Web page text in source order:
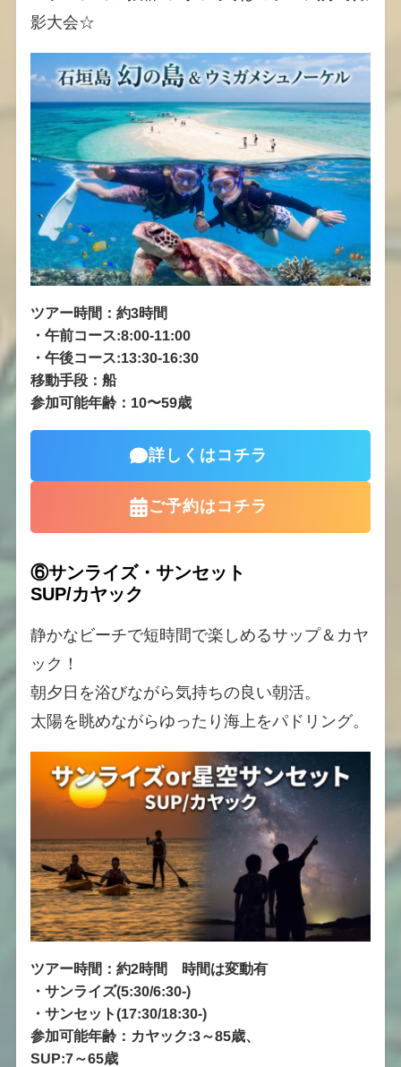
影大会☆
ツアー時間：約3時間
・午前コース:8:00-11:00
・午後コース:13:30-16:30
移動手段：船
参加可能年齢：10〜59歳
詳しくはコチラ
ご予約はコチラ
⑥サンライズ・サンセット
SUP/カヤック
静かなビーチで短時間で楽しめるサップ＆カヤ
ック！
朝夕日を浴びながら気持ちの良い朝活。
太陽を眺めながらゆったり海上をパドリング。
ツアー時間：約2時間 時間は変動有
・サンライズ(5:30/6:30-)
・サンセット(17:30/18:30-)
参加可能年齢：カヤック:3～85歳、
SUP:7～65歳